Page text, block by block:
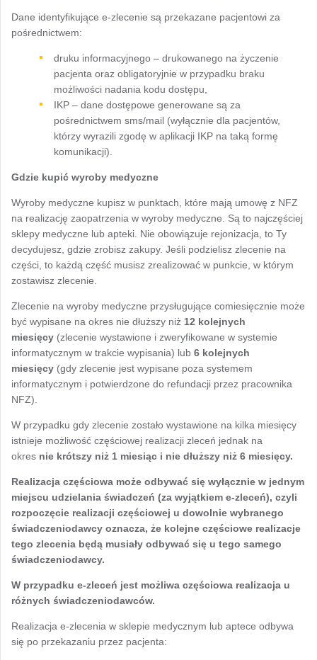
Dane identyfikujące e-zlecenie są przekazane pacjentowi za
pośrednictwem:
druku informacyjnego – drukowanego na życzenie
pacjenta oraz obligatoryjnie w przypadku braku
możliwości nadania kodu dostępu,
IKP – dane dostępowe generowane są za
pośrednictwem sms/mail (wyłącznie dla pacjentów,
którzy wyrazili zgodę w aplikacji IKP na taką formę
komunikacji).
Gdzie kupić wyroby medyczne
Wyroby medyczne kupisz w punktach, które mają umowę z NFZ
na realizację zaopatrzenia w wyroby medyczne. Są to najczęściej
sklepy medyczne lub apteki. Nie obowiązuje rejonizacja, to Ty
decydujesz, gdzie zrobisz zakupy. Jeśli podzielisz zlecenie na
części, to każdą część musisz zrealizować w punkcie, w którym
zostawisz zlecenie.
Zlecenie na wyroby medyczne przysługujące comiesięcznie może
być wypisane na okres nie dłuższy niż 12 kolejnych
miesięcy (zlecenie wystawione i zweryfikowane w systemie
informatycznym w trakcie wypisania) lub 6 kolejnych
miesięcy (gdy zlecenie jest wypisane poza systemem
informatycznym i potwierdzone do refundacji przez pracownika
NFZ).
W przypadku gdy zlecenie zostało wystawione na kilka miesięcy
istnieje możliwość częściowej realizacji zleceń jednak na
okres nie krótszy niż 1 miesiąc i nie dłuższy niż 6 miesięcy.
Realizacja częściowa może odbywać się wyłącznie w jednym
miejscu udzielania świadczeń (za wyjątkiem e-zleceń), czyli
rozpoczęcie realizacji częściowej u dowolnie wybranego
świadczeniodawcy oznacza, że kolejne częściowe realizacje
tego zlecenia będą musiały odbywać się u tego samego
świadczeniodawcy.
W przypadku e-zleceń jest możliwa częściowa realizacja u
różnych świadczeniodawców.
Realizacja e-zlecenia w sklepie medycznym lub aptece odbywa
się po przekazaniu przez pacjenta: